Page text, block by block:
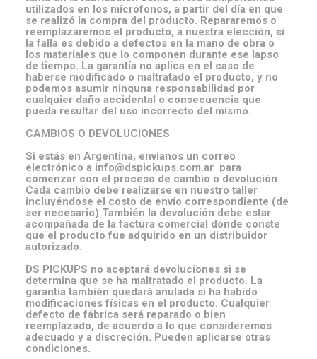
utilizados en los micrófonos, a partir del día en que
se realizó la compra del producto. Repararemos o
reemplazaremos el producto, a nuestra elección, si
la falla es debido a defectos en la mano de obra o
los materiales que lo componen durante ese lapso
de tiempo. La garantía no aplica en el caso de
haberse modificado o maltratado el producto, y no
podemos asumir ninguna responsabilidad por
cualquier daño accidental o consecuencia que
pueda resultar del uso incorrecto del mismo.
CAMBIOS O DEVOLUCIONES
Si estás en Argentina, envianos un correo
electrónico a info@dspickups.com.ar para
comenzar con el proceso de cambio o devolución.
Cada cambio debe realizarse en nuestro taller
incluyéndose el costo de envío correspondiente (de
ser necesario) También la devolución debe estar
acompañada de la factura comercial dónde conste
que el producto fue adquirido en un distribuidor
autorizado.
DS PICKUPS no aceptará devoluciones si se
determina que se ha maltratado el producto. La
garantía también quedará anulada si ha habido
modificaciones físicas en el producto. Cualquier
defecto de fábrica será reparado o bien
reemplazado, de acuerdo a lo que consideremos
adecuado y a discreción. Pueden aplicarse otras
condiciones.